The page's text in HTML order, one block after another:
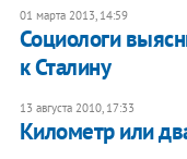
01 марта 2013, 14:59
Социологи
к Сталину
13 августа 2010, 17:33
Километр или